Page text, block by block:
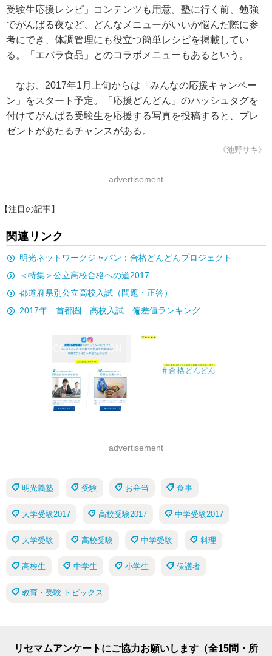
受験生応援レシピ」コンテンツも用意。塾に行く前、勉強
でがんばる夜など、どんなメニューがいいか悩んだ際に参
考にでき、体調管理にも役立つ簡単レシピを掲載してい
る。「エバラ食品」とのコラボメニューもあるという。
なお、2017年1月上旬からは「みんなの応援キャンペー
ン」をスタート予定。「応援どんどん」のハッシュタグを
付けてがんばる受験生を応援する写真を投稿すると、プレ
ゼントがあたるチャンスがある。
《池野サキ》
advertisement
【注目の記事】
関連リンク
明光ネットワークジャパン：合格どんどんプロジェクト
＜特集＞公立高校合格への道2017
都道府県別公立高校入試（問題・正答）
2017年 首都圏 高校入試 偏差値ランキング
advertisement
明光義塾 受験 お弁当 食事
大学受験2017 高校受験2017 中学受験2017
大学受験 高校受験 中学受験 料理
高校生 中学生 小学生 保護者
教育・受験 トピックス
リセマムアンケートにご協力お願いします（全15問・所